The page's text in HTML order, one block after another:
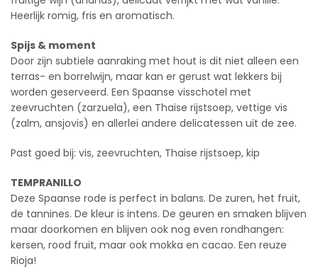
Heerlijk romig, fris en aromatisch.
Spijs & moment
Door zijn subtiele aanraking met hout is dit niet alleen een
terras- en borrelwijn, maar kan er gerust wat lekkers bij
worden geserveerd. Een Spaanse visschotel met
zeevruchten (zarzuela), een Thaise rijstsoep, vettige vis
(zalm, ansjovis) en allerlei andere delicatessen uit de zee.
Past goed bij: vis, zeevruchten, Thaise rijstsoep, kip
TEMPRANILLO
Deze Spaanse rode is perfect in balans. De zuren, het fruit,
de tannines. De kleur is intens. De geuren en smaken blijven
maar doorkomen en blijven ook nog even rondhangen:
kersen, rood fruit, maar ook mokka en cacao. Een reuze
Rioja!